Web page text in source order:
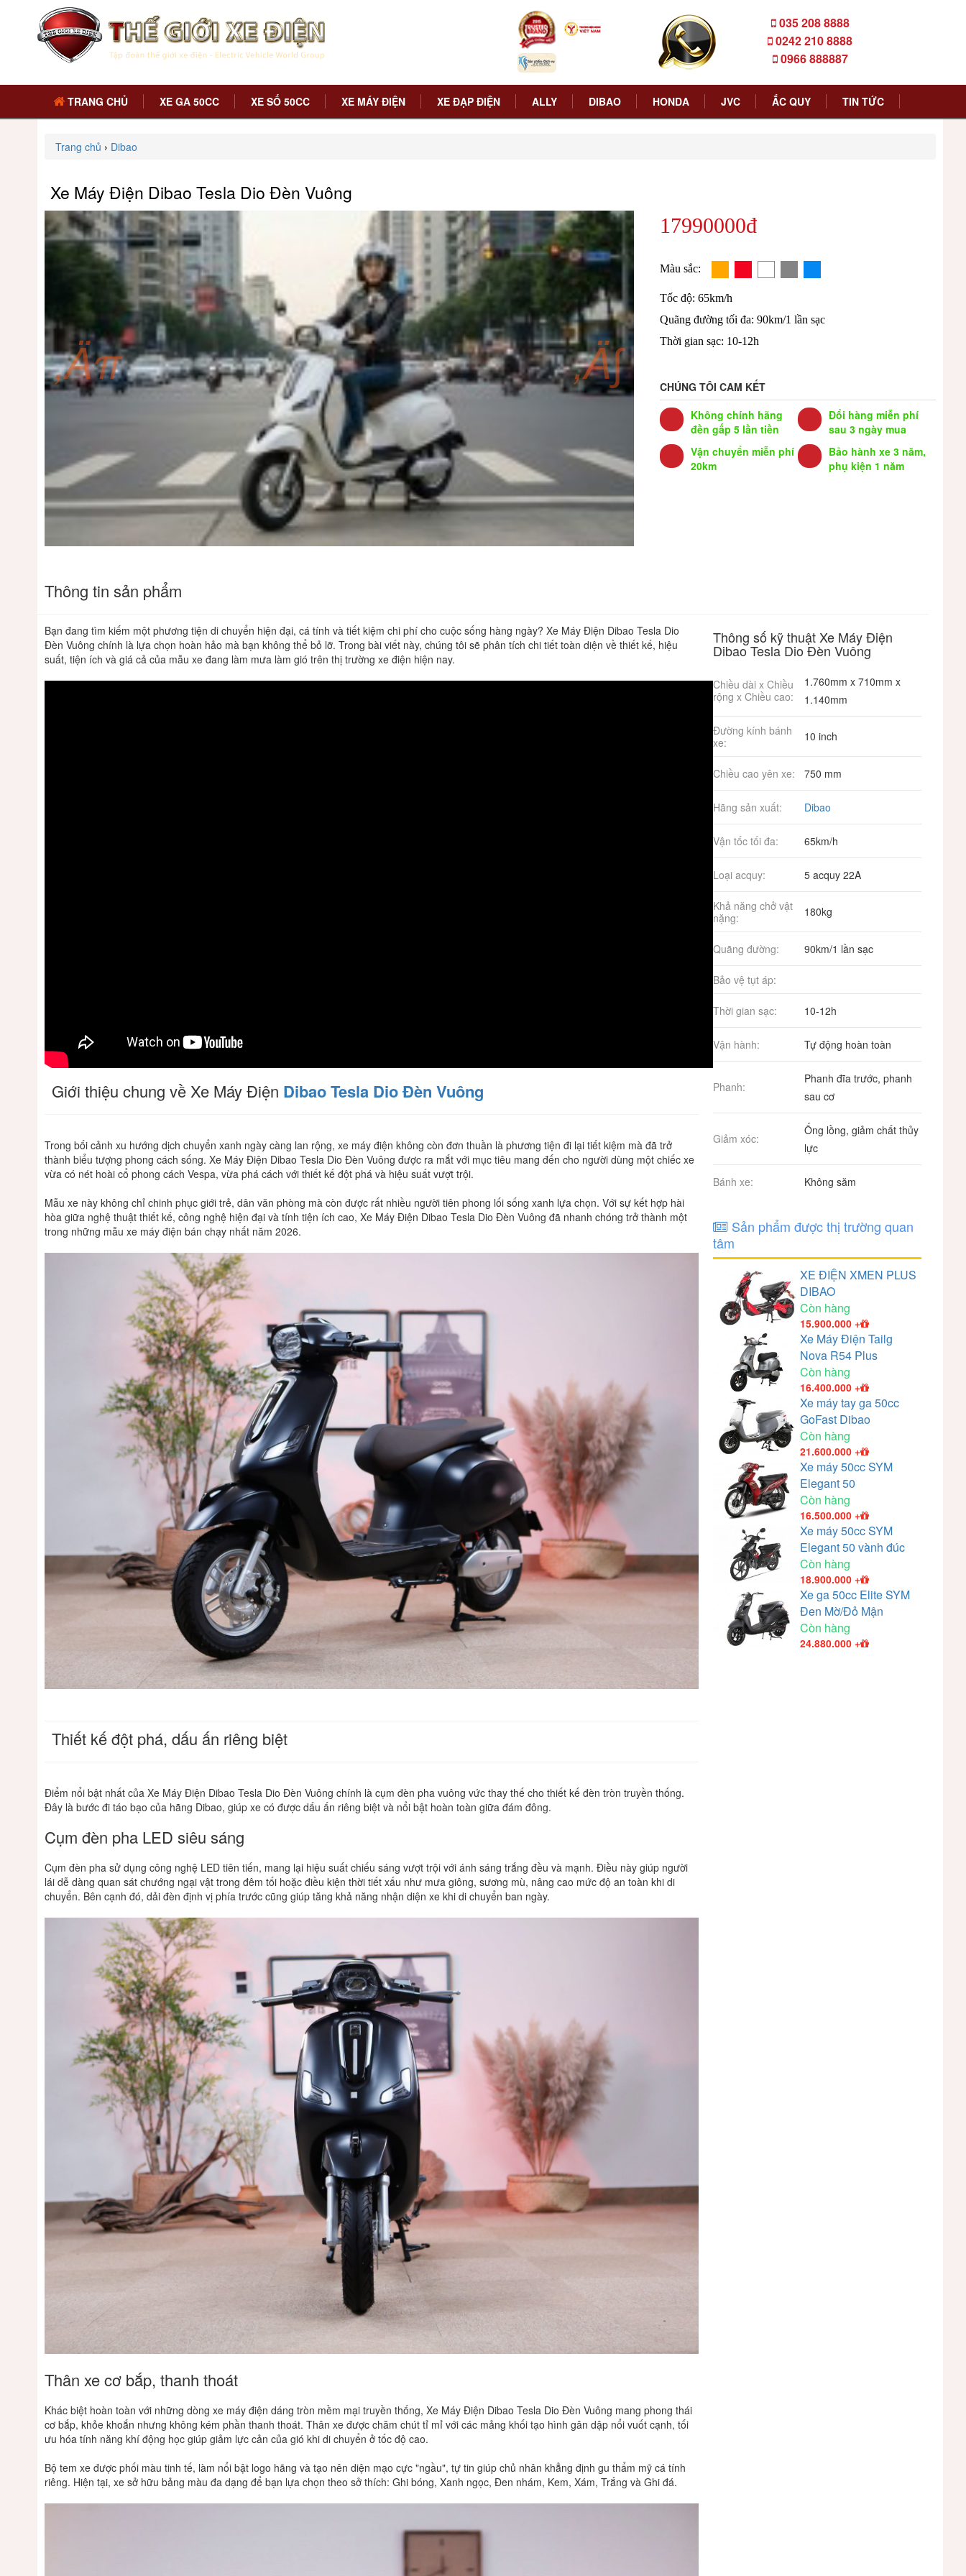
035 208 8888
0242 210 8888
0966 888887
TRANG CHỦ XE GA 50CC XE SỐ 50CC XE MÁY ĐIỆN XE ĐẠP ĐIỆN ALLY DIBAO HONDA JVC ẮC QUY TIN TỨC
Trang chủ › Dibao
Xe Máy Điện Dibao Tesla Dio Đèn Vuông
‚Ä∫
‚Äπ
17990000đ
Màu sắc:
Tốc độ: 65km/h
Quãng đường tối đa: 90km/1 lần sạc
Thời gian sạc: 10-12h
CHÚNG TÔI CAM KẾT
Không chính hãng
đền gấp 5 lần tiền
Đổi hàng miễn phí
sau 3 ngày mua
Vận chuyển miễn phí
20km
Bảo hành xe 3 năm,
phụ kiện 1 năm
Thông tin sản phẩm
Bạn đang tìm kiếm một phương tiện di chuyển hiện đại, cá tính và tiết kiệm chi phí cho cuộc sống hàng ngày? Xe Máy Điện Dibao Tesla Dio
Đèn Vuông chính là lựa chọn hoàn hảo mà bạn không thể bỏ lỡ. Trong bài viết này, chúng tôi sẽ phân tích chi tiết toàn diện về thiết kế, hiệu
suất, tiện ích và giá cả của mẫu xe đang làm mưa làm gió trên thị trường xe điện hiện nay.
Giới thiệu chung vềXe MáyĐiện Dibao Tesla Dio Đèn Vuông
Trong bối cảnh xu hướng dịch chuyển xanh ngày càng lan rộng, xe máy điện không còn đơn thuần là phương tiện đi lại tiết kiệm mà đã trở
thành biểu tượng phong cách sống. Xe Máy Điện Dibao Tesla Dio Đèn Vuông được ra mắt với mục tiêu mang đến cho người dùng một chiếc xe
vừa có nét hoài cổ phong cách Vespa, vừa phá cách với thiết kế đột phá và hiệu suất vượt trội.
Mẫu xe này không chỉ chinh phục giới trẻ, dân văn phòng mà còn được rất nhiều người tiên phong lối sống xanh lựa chọn. Với sự kết hợp hài
hòa giữa nghệ thuật thiết kế, công nghệ hiện đại và tính tiện ích cao, Xe Máy Điện Dibao Tesla Dio Đèn Vuông đã nhanh chóng trở thành một
trong những mẫu xe máy điện bán chạy nhất năm 2026.
Thiết kếđột phá, dấu ấn riêng biệt
Điểm nổi bật nhất của Xe Máy Điện Dibao Tesla Dio Đèn Vuông chính là cụm đèn pha vuông vức thay thế cho thiết kế đèn tròn truyền thống.
Đây là bước đi táo bạo của hãng Dibao, giúp xe có được dấu ấn riêng biệt và nổi bật hoàn toàn giữa đám đông.
Cụm đèn pha LED siêu sáng
Cụm đèn pha sử dụng công nghệ LED tiên tiến, mang lại hiệu suất chiếu sáng vượt trội với ánh sáng trắng đều và mạnh. Điều này giúp người
lái dễ dàng quan sát chướng ngại vật trong đêm tối hoặc điều kiện thời tiết xấu như mưa giông, sương mù, nâng cao mức độ an toàn khi di
chuyển. Bên cạnh đó, dải đèn định vị phía trước cũng giúp tăng khả năng nhận diện xe khi di chuyển ban ngày.
Thân xecơ bắp, thanh thoát
Khác biệt hoàn toàn với những dòng xe máy điện dáng tròn mềm mại truyền thống, Xe Máy Điện Dibao Tesla Dio Đèn Vuông mang phong thái
cơ bắp, khỏe khoắn nhưng không kém phần thanh thoát. Thân xe được chăm chút tỉ mỉ với các mảng khối tạo hình gân dập nổi vuốt cạnh, tối
ưu hóa tính năng khí động học giúp giảm lực cản của gió khi di chuyển ở tốc độ cao.
Bộ tem xe được phối màu tinh tế, làm nổi bật logo hãng và tạo nên diện mạo cực "ngầu", tự tin giúp chủ nhân khẳng định gu thẩm mỹ cá tính
riêng. Hiện tại, xe sở hữu bảng màu đa dạng để bạn lựa chọn theo sở thích: Ghi bóng, Xanh ngọc, Đen nhám, Kem, Xám, Trắng và Ghi đá.
Thông số kỹ thuật Xe Máy Điện
Dibao Tesla Dio Đèn Vuông
Chiều dài x Chiều
rộng x Chiều cao:
1.760mm x 710mm x
1.140mm
Đường kính bánh
xe:
10 inch
Chiều cao yên xe: 750 mm
Hãng sản xuất: Dibao
Vận tốc tối đa: 65km/h
Loại acquy: 5 acquy 22A
Khả năng chở vật
nặng:
180kg
Quãng đường: 90km/1 lần sạc
Bảo vệ tụt áp:
Thời gian sạc: 10-12h
Vận hành: Tự động hoàn toàn
Phanh:
Phanh đĩa trước, phanh
sau cơ
Giảm xóc:
Ống lồng, giảm chất thủy
lực
Bánh xe: Không săm
Sản phẩm được thị trường quan
tâm
XE ĐIỆN XMEN PLUS
DIBAO
Còn hàng
15.900.000 +
Xe Máy Điện Tailg
Nova R54 Plus
Còn hàng
16.400.000 +
Xe máy tay ga 50cc
GoFast Dibao
Còn hàng
21.600.000 +
Xe máy 50cc SYM
Elegant 50
Còn hàng
16.500.000 +
Xe máy 50cc SYM
Elegant 50 vành đúc
Còn hàng
18.900.000 +
Xe ga 50cc Elite SYM
Đen Mờ/Đỏ Mận
Còn hàng
24.880.000 +